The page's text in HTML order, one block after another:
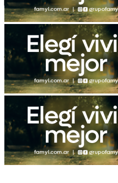
No Result
View All Result